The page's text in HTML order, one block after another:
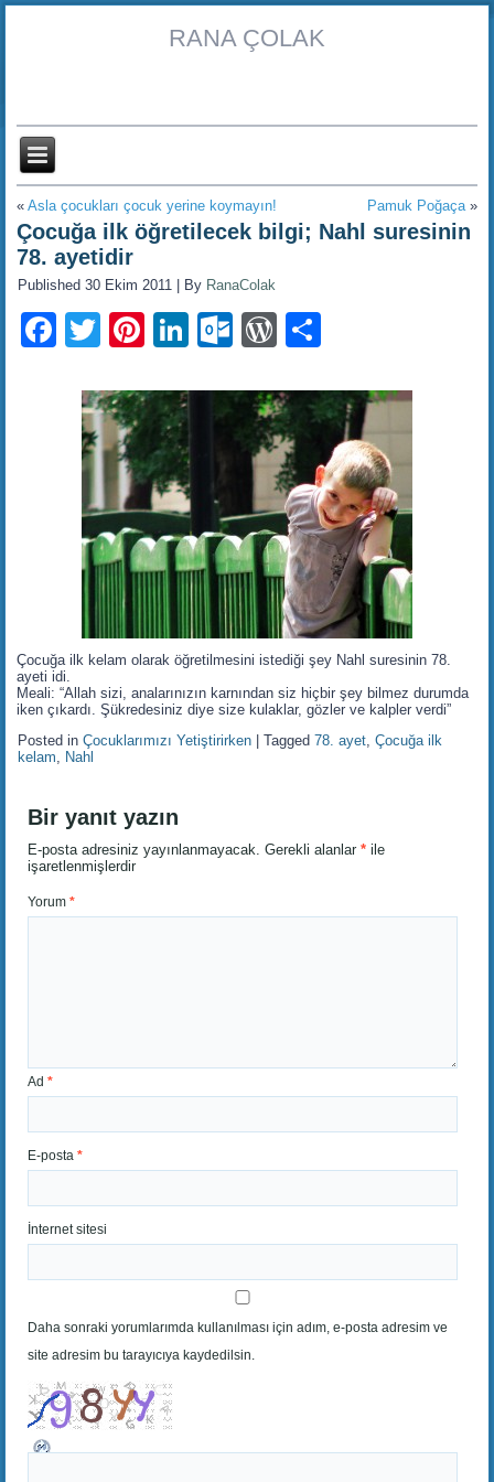
RANA ÇOLAK
«Asla çocukları çocuk yerine koymayın! Pamuk Poğaça»
Çocuğa ilk öğretilecek bilgi; Nahl suresinin
78. ayetidir
Published 30 Ekim 2011 By RanaColak
Facebook
TwitterPinterest
LinkedIn
Outlook.com
WordPress
Çocuğa ilk kelam olarak öğretilmesini istediği şey Nahl suresinin 78.
ayeti idi.
Meali: “Allah sizi, analarınızın karnından siz hiçbir şey bilmez durumda
iken çıkardı. Şükredesiniz diye size kulaklar, gözler ve kalpler verdi”
Posted in Çocuklarımızı Yetiştirirken |Tagged 78. ayet,Çocuğa ilk
kelam, Nahl
Bir yanıt yazın
E-posta adresiniz yayınlanmayacak. Gerekli alanlar* ile
işaretlenmişlerdir
Yorum*
Ad*
E-posta*
İnternet sitesi
Daha sonraki yorumlarımda kullanılması için adım, e-posta adresim ve
site adresim bu tarayıcıya kaydedilsin.